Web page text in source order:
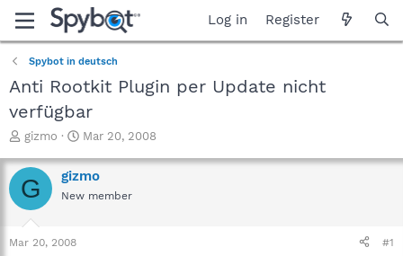
Log in Register
Spybot in deutsch
Anti Rootkit Plugin per Update nicht
verfügbar
T
r
e
a
t
gizmo
S
a
r
t
Mar 20, 2008
G gizmo
New member
Mar 20, 2008 #1